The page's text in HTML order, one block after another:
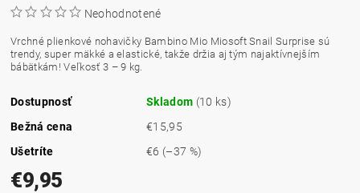
Neohodnotené
Vrchné plienkové nohavičky Bambino Mio Miosoft Snail Surprise sú
trendy, super mäkké a elastické, takže držia aj tým najaktívnejším
bábätkám! Veľkosť 3 – 9 kg.
Dostupnosť Skladom (10 ks)
Bežná cena
€15,95
Ušetríte
€6 (–37 %)
€9,95